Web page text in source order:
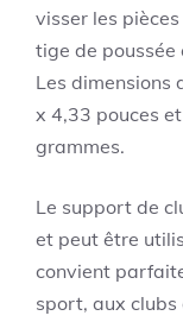
visser les
tige de poussée
Les dimensions
x 4,33 pouces
grammes.
Le support de
et peut être
convient
sport, aux clubs